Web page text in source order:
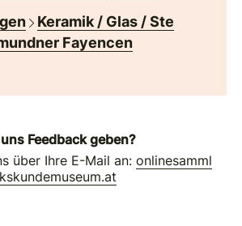
Keramik / Glas / Ste
Fayencen
Feedback geben?
über Ihre E-Mail an:onlinesamml